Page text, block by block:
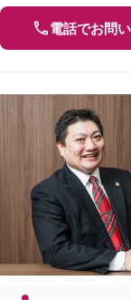
電話でお問